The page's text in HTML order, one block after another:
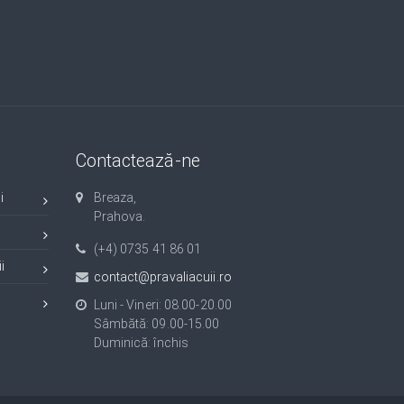
Contactează-ne
Breaza,
Prahova.
(+4) 0735 41 86 01
contact@pravaliacuii.ro
Luni - Vineri: 08.00-20.00
Sâmbătă: 09.00-15.00
Duminică: închis